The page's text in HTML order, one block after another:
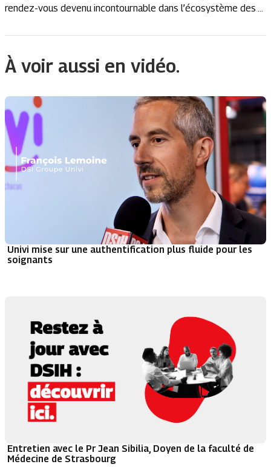
rendez-vous devenu incontournable dans l’écosystème des ...
À voir aussi en vidéo.
Univi mise sur une authentification plus fluide pour les
soignants
Entretien avec le Pr Jean Sibilia, Doyen de la faculté de
Médecine de Strasbourg